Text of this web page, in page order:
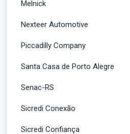
Melnick
Nexteer Automotive
Piccadilly Company
Santa Casa de Porto Alegre
Senac-RS
Sicredi Conexão
Sicredi Confiança